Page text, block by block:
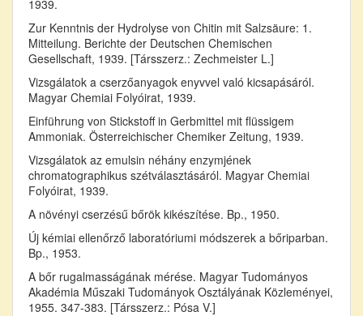
1939.
Zur Kenntnis der Hydrolyse von Chitin mit Salzsäure: 1.
Mitteilung. Berichte der Deutschen Chemischen
Gesellschaft, 1939. [Társszerz.: Zechmeister L.]
Vizsgálatok a cserzőanyagok enyvvel való kicsapásáról.
Magyar Chemiai Folyóirat, 1939.
Einführung von Stickstoff in Gerbmittel mit flüssigem
Ammoniak. Österreichischer Chemiker Zeitung, 1939.
Vizsgálatok az emulsin néhány enzymjének
chromatographikus szétválasztásáról. Magyar Chemiai
Folyóirat, 1939.
A növényi cserzésű bőrök kikészítése. Bp., 1950.
Új kémiai ellenőrző laboratóriumi módszerek a bőriparban.
Bp., 1953.
A bőr rugalmasságának mérése. Magyar Tudományos
Akadémia Műszaki Tudományok Osztályának Közleményei,
1955. 347-383. [Társszerz.: Pósa V.]